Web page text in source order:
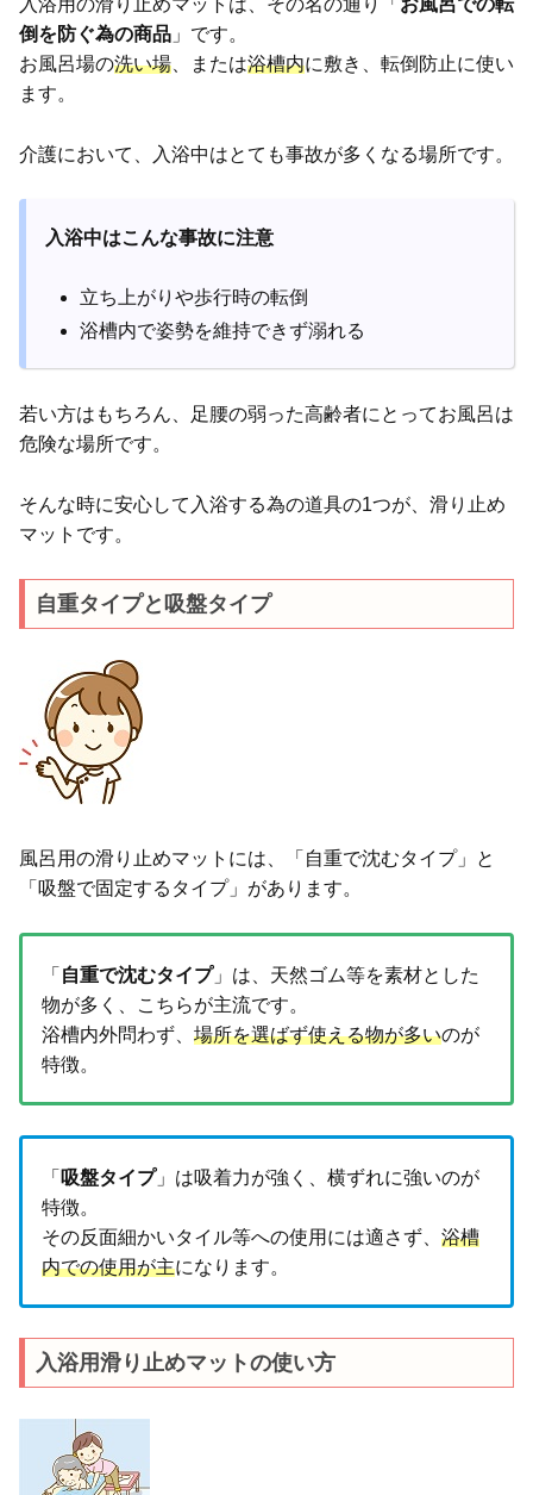
入浴用の滑り止めマットは、その名の通り「 お風呂での転
倒を防ぐ為の商品 」です。
お風呂場の洗い場 、または浴槽内に敷き、転倒防止に使い
ます。
介護において、入浴中はとても事故が多くなる場所です。
入浴中はこんな事故に注意
立ち上がりや歩行時の転倒
浴槽内で姿勢を維持できず溺れる
若い方はもちろん、足腰の弱った高齢者にとってお風呂は
危険な場所です。
そんな時に安心して入浴する為の道具の1つが、滑り止め
マットです。
自重タイプと吸盤タイプ
風呂用の滑り止めマットには、「自重で沈むタイプ」と
「吸盤で固定するタイプ」があります。
「 自重で沈むタイプ」は、天然ゴム等を素材とした
物が多く、こちらが主流です。
浴槽内外問わず、 場所を選ばず使える物が多いのが
特徴。
「 吸盤タイプ」は吸着力が強く、横ずれに強いのが
特徴。
その反面細かいタイル等への使用には適さず、 浴槽
内での使用が主になります。
入浴用滑り止めマットの使い方